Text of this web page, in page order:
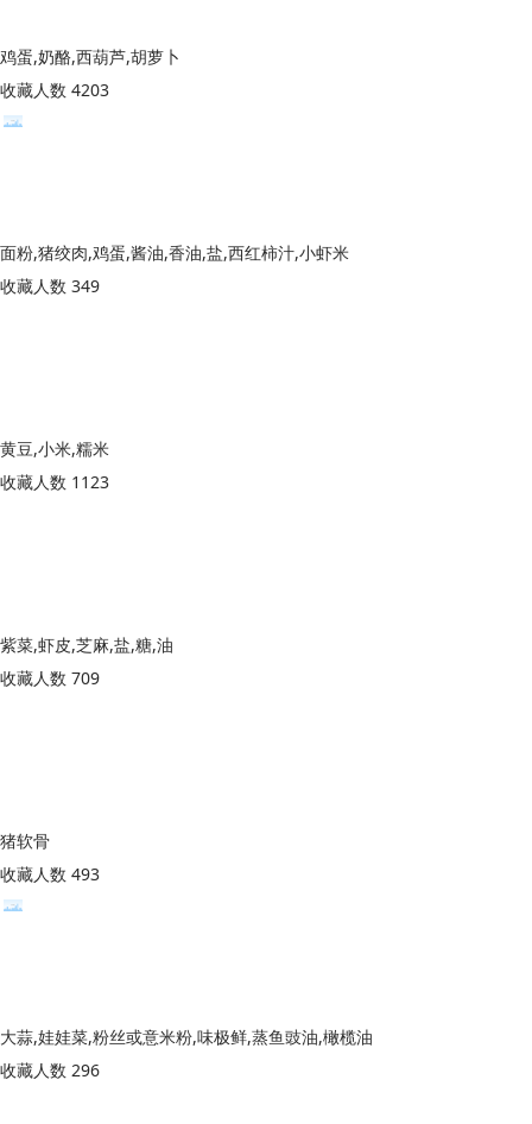
鸡蛋,奶酪,西葫芦,胡萝卜
收藏人数 4203
面粉,猪绞肉,鸡蛋,酱油,香油,盐,西红柿汁,小虾米
收藏人数 349
黄豆,小米,糯米
收藏人数 1123
紫菜,虾皮,芝麻,盐,糖,油
收藏人数 709
猪软骨
收藏人数 493
大蒜,娃娃菜,粉丝或意米粉,味极鲜,蒸鱼豉油,橄榄油
收藏人数 296